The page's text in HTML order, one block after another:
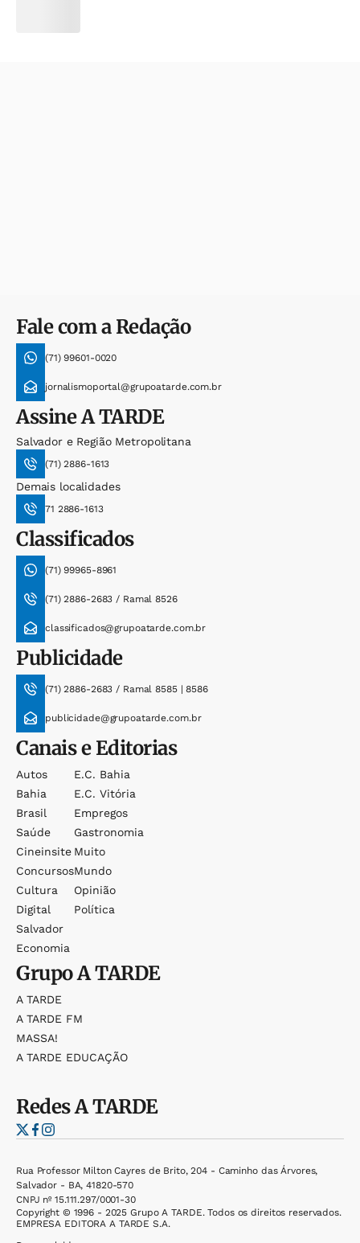
Fale com a Redação
(71) 99601-0020
jornalismoportal@grupoatarde.com.br
AssineA TARDE
Salvador e Região Metropolitana
(71) 2886-1613
Demais localidades
71 2886-1613
Classificados
(71) 99965-8961
(71) 2886-2683 / Ramal 8526
classificados@grupoatarde.com.br
Publicidade
(71) 2886-2683 / Ramal 8585 | 8586
publicidade@grupoatarde.com.br
Canais e Editorias
Autos
Bahia
Brasil
Saúde
Cineinsite
Concursos
Cultura
Digital
Salvador
Economia
E.c. Bahia
E.c. Vitória
Empregos
Gastronomia
Muito
Mundo
Opinião
Política
GrupoA TARDE
A TARDE
A TARDE FM
MASSA!
A TARDE EDUCAÇÃO
RedesA TARDE
Rua Professor Milton Cayres de Brito, 204 - Caminho das Árvores,
Salvador - BA, 41820-570
CNPJ nº 15.111.297/0001-30
Copyright © 1996 - 2025 Grupo A TARDE. Todos os direitos reservados.
EMPRESA EDITORA A TARDE S.A.